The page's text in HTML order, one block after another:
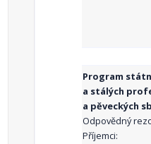
Program
a stálých
a pěveckých
Odpovědný
Příjemci: